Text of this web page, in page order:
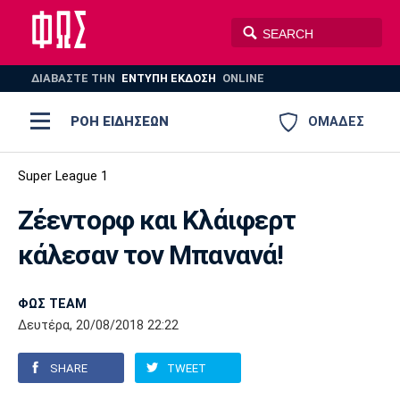
ΔΙΑΒΑΣΤΕ THN ΕΝΤΥΠΗ ΕΚΔΟΣΗ ONLINE
ΟΜΑΔΕΣ
ΡΟΗ ΕΙΔΗΣΕΩΝ
ΠΟΔΟΣΦΑΙΡΟ
ΒΟΛΕΪ ΠΟΛΟ
AUTO-MOTO
Ποδόσφαιρο
Super League 1
Super League 2
Γ Εθνική
Ελλάδα
Μπάσκετ
Ελλάδα
Εθνική
EuroLeague
Ολυμπιακοί Αγώνες
Βόλεϊ
Πόλο
Ολυμπιακός ΑΕΚ ΠΑΟΚ
Παναθηναϊκός Ατρόμητος
Super League 1
Ζέεντορφ και Κλάιφερτ
κάλεσαν τον Μπανανά!
ΦΩΣ TEAM
Δευτέρα, 20/08/2018 22:22
SHARE TWEET